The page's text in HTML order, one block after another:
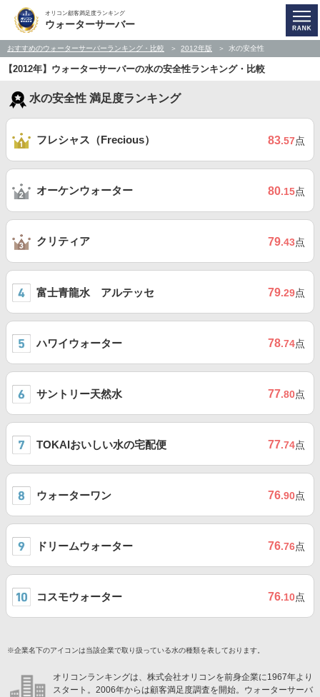
オリコン顧客満足度ランキング
ウォーターサーバー
おすすめのウォーターサーバーランキング・比較 2012年版 水の安全性
【2012年】ウォーターサーバーの水の安全性ランキング・比較
水の安全性 満足度ランキング
フレシャス（Frecious） 83.57点
オーケンウォーター 80.15点
クリティア 79.43点
富士青龍水 アルテッセ 79.29点
ハワイウォーター 78.74点
サントリー天然水 77.80点
TOKAIおいしい水の宅配便 77.74点
ウォーターワン 76.90点
ドリームウォーター 76.76点
コスモウォーター 76.10点
※企業名下のアイコンは当該企業で取り扱っている水の種類を表しております。
オリコンランキングは、株式会社オリコンを前身企業に1967年より
スタート。2006年からは顧客満足度調査を開始。ウォーターサーバ